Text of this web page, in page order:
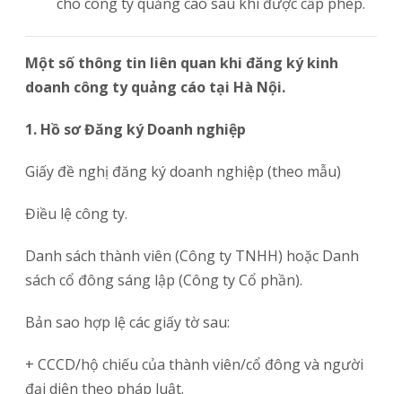
Một số thông tin liên quan khi đăng ký kinh
doanh công ty quảng cáo tại Hà Nội.
1. Hồ sơ Đăng ký Doanh nghiệp
Giấy đề nghị đăng ký doanh nghiệp (theo mẫu)
Điều lệ công ty.
Danh sách thành viên (Công ty TNHH) hoặc Danh
sách cổ đông sáng lập (Công ty Cổ phần).
Bản sao hợp lệ các giấy tờ sau:
+ CCCD/hộ chiếu của thành viên/cổ đông và người
đại diện theo pháp luật.